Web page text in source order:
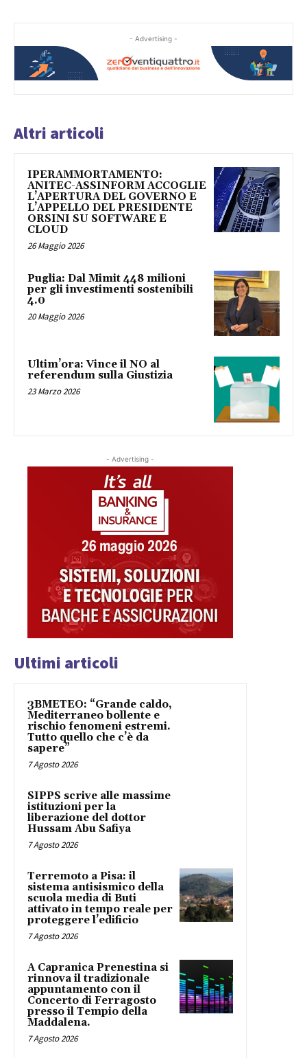
- Advertising -
Altri articoli
IPERAMMORTAMENTO:
ANITEC-ASSINFORM ACCOGLIE
L’APERTURA DEL GOVERNO E
L’APPELLO DEL PRESIDENTE
ORSINI SU SOFTWARE E
CLOUD
26 Maggio 2026
Puglia: Dal Mimit 448 milioni
per gli investimenti sostenibili
4.0
20 Maggio 2026
Ultim’ora: Vince il NO al
referendum sulla Giustizia
23 Marzo 2026
- Advertising -
Ultimi articoli
3BMETEO: “Grande caldo,
Mediterraneo bollente e
rischio fenomeni estremi.
Tutto quello che c’è da
sapere”
7 Agosto 2026
SIPPS scrive alle massime
istituzioni per la
liberazione del dottor
Hussam Abu Safiya
7 Agosto 2026
Terremoto a Pisa: il
sistema antisismico della
scuola media di Buti
attivato in tempo reale per
proteggere l’edificio
7 Agosto 2026
A Capranica Prenestina si
rinnova il tradizionale
appuntamento con il
Concerto di Ferragosto
presso il Tempio della
Maddalena.
7 Agosto 2026